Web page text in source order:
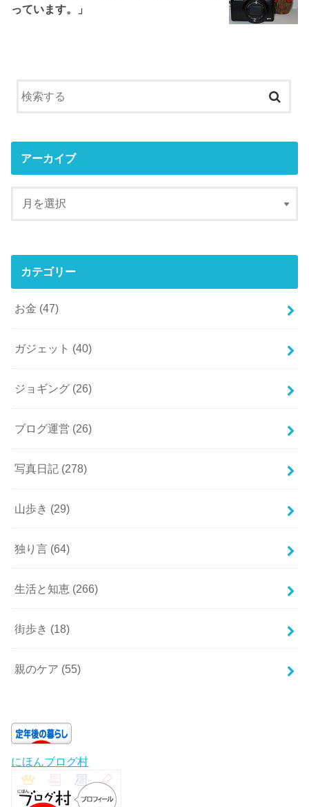
っています。」
アーカイブ
カテゴリー
お金 (47)
ガジェット (40)
ジョギング (26)
ブログ運営 (26)
写真日記 (278)
山歩き (29)
独り言 (64)
生活と知恵 (266)
街歩き (18)
親のケア (55)
にほんブログ村